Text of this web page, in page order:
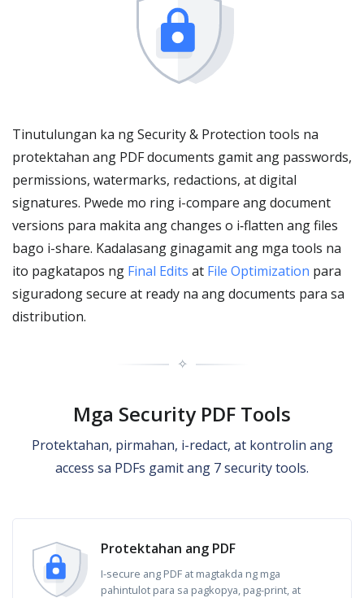
Tinutulungan ka ng Security & Protection tools na
protektahan ang PDF documents gamit ang passwords,
permissions, watermarks, redactions, at digital
signatures. Pwede mo ring i-compare ang document
versions para makita ang changes o i‑flatten ang files
bago i-share. Kadalasang ginagamit ang mga tools na
ito pagkatapos ng Final Edits at File Optimization para
siguradong secure at ready na ang documents para sa
distribution.
✧
Mga Security PDF Tools
Protektahan, pirmahan, i-redact, at kontrolin ang
access sa PDFs gamit ang 7 security tools.
Protektahan ang PDF
I-secure ang PDF at magtakda ng mga
pahintulot para sa pagkopya, pag-print, at